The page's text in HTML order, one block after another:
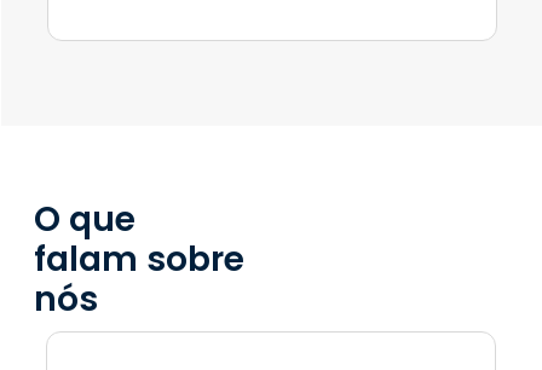
O que
falam sobre
nós